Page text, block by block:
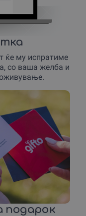
ќе му испратиме
со ваша желба и
подарок